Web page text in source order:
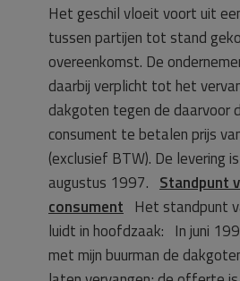
Het geschil vloeit voort uit
tussen partijen tot stand
overeenkomst. De
daarbij verplicht tot het
dakgoten tegen de daarvoor
consument te betalen prijs
(exclusief BTW). De levering
augustus 1997. Standpunt
consument Het standpunt
luidt in hoofdzaak: In juni
met mijn buurman de